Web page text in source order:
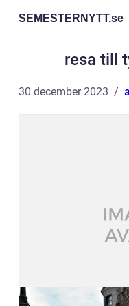
SEMESTERNYTT.se
resa till
30 december 2023